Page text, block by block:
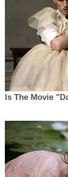
Is The Movie